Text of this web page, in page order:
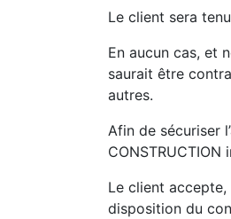
Le client sera
En aucun cas, et
saurait être
autres.
Afin de sécuriser
Le client accepte,
disposition du